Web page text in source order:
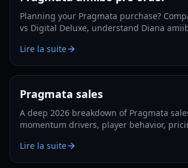
Planning your Pragmata purchase?
vs Digital Deluxe, understand Diana
Lire la suite
Pragmata sales
A deep 2026 breakdown of Pragmata
momentum drivers, player behavior,
Lire la suite